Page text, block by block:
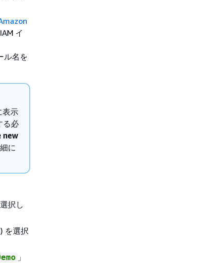
イ
ル名を
表示
る必
new
に
択し
を選択
」